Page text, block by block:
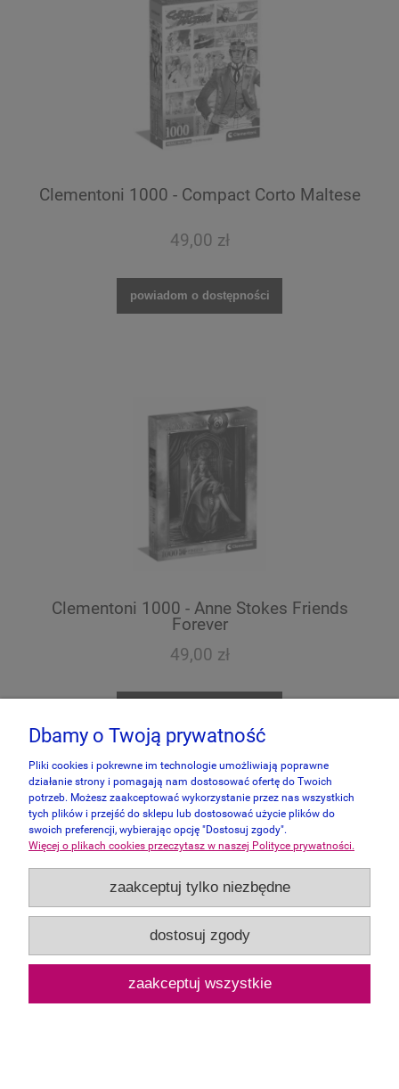
Clementoni 1000 - Compact Corto Maltese
49,00 zł
powiadom o dostępności
Clementoni 1000 - Anne Stokes Friends
Forever
49,00 zł
Dbamy o Twoją prywatność
Pliki cookies i pokrewne im technologie umożliwiają poprawne
działanie strony i pomagają nam dostosować ofertę do Twoich
potrzeb. Możesz zaakceptować wykorzystanie przez nas wszystkich
tych plików i przejść do sklepu lub dostosować użycie plików do
swoich preferencji, wybierając opcję "Dostosuj zgody".
Więcej o plikach cookies przeczytasz w naszej Polityce prywatności.
zaakceptuj tylko niezbędne
dostosuj zgody
zaakceptuj wszystkie